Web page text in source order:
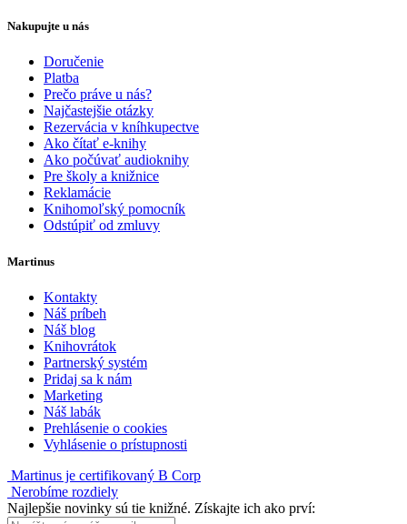
Nakupujte u nás
Doručenie
Platba
Prečo práve u nás?
Najčastejšie otázky
Rezervácia v kníhkupectve
Ako čítať e-knihy
Ako počúvať audioknihy
Pre školy a knižnice
Reklamácie
Knihomoľský pomocník
Odstúpiť od zmluvy
Martinus
Kontakty
Náš príbeh
Náš blog
Knihovrátok
Partnerský systém
Pridaj sa k nám
Marketing
Náš labák
Prehlásenie o cookies
Vyhlásenie o prístupnosti
Martinus je certifikovaný B Corp
Nerobíme rozdiely
Najlepšie novinky sú tie knižné. Získajte ich ako prví: